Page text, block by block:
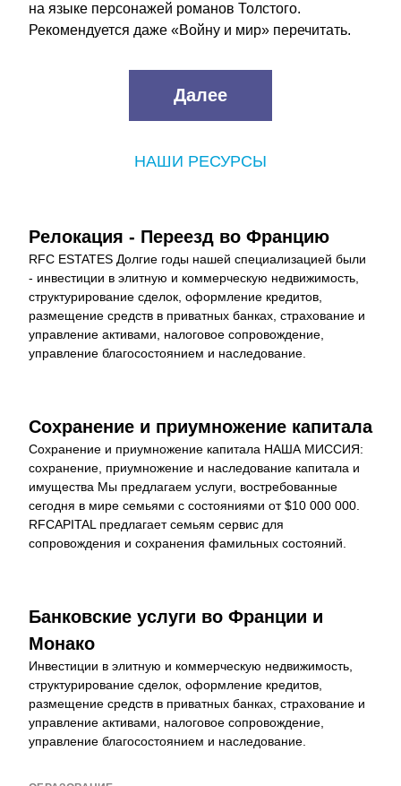
на языке персонажей романов Толстого.
Рекомендуется даже «Войну и мир» перечитать.
Далее
НАШИ РЕСУРСЫ
Релокация - Переезд во Францию
RFC ESTATES Долгие годы нашей специализацией были
- инвестиции в элитную и коммерческую недвижимость,
структурирование сделок, оформление кредитов,
размещение средств в приватных банках, страхование и
управление активами, налоговое сопровождение,
управление благосостоянием и наследование.
Сохранение и приумножение капитала
Сохранение и приумножение капитала НАША МИССИЯ:
сохранение, приумножение и наследование капитала и
имущества Мы предлагаем услуги, востребованные
сегодня в мире семьями с состояниями от $10 000 000.
RFCAPITAL предлагает семьям сервис для
сопровождения и сохранения фамильных состояний.
Банковские услуги во Франции и
Монако
Инвестиции в элитную и коммерческую недвижимость,
структурирование сделок, оформление кредитов,
размещение средств в приватных банках, страхование и
управление активами, налоговое сопровождение,
управление благосостоянием и наследование.